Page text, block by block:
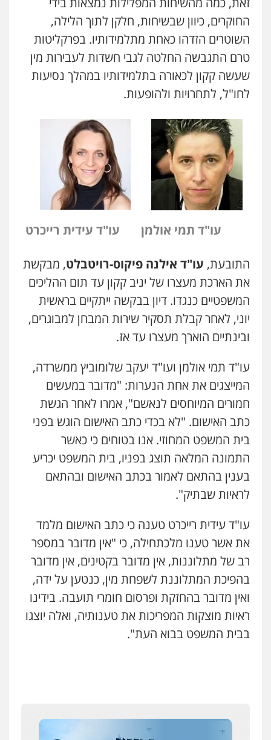
החוקרים, כיוון שבשיחות, חלקן לתוך הלילה,
השוטרים הזדהו כאחת מתלמידותיו. בפרקליטות
טרם התגבשה החלטה לגבי חשדות לעבירות מין
שעשה קקון לכאורה בתלמידותיו במהלך נסיעות
לחו"ל, לתחרויות ולהופעות.
עו"ד תמי אולמן עו"ד עידית רייכרט
התובעת, עו"ד אילנה פיקוס-רויטבלט, מבקשת
את הארכת מעצרו של יניב קקון עד תום ההליכים
המשפטיים כנגדו. דיון בבקשה ייתקיים בראשית
יוני, לאחר קבלת תסקיר שירות המבחן למבוגרים,
ובינתיים הוארך מעצרו עד אז.
עו"ד תמי אולמן ועו"ד יעקב שלומוביץ ממשרדה,
המייצגים את אחת הנערות: "מדובר במעשים
חמורים המיוחסים לנאשם", אמרו לאחר הגשת
כתב האישום. "לא בכדי כתב האישום הוגש בפני
בית המשפט המחוזי. אנו בטוחים כי כאשר
התמונה המלאה תוצג בפניו, בית המשפט יכריע
בענין בהתאם לאמור בכתב האישום ובהתאם
לראיות שבתיק".
עו"ד עידית רייכרט טענה כי כתב האישום מלמד
את אשר טענו מלכתחילה, כי "אין מדובר במספר
רב של מתלוננות, אין מדובר בקטינים, אין מדובר
בהפיכת המתלוננת לשפחת מין, כנטען על ידה,
ואין מדובר בהחזקת ופרסום חומרי תועבה. בידינו
ראיות מוצקות המפריכות את טענותיה, ואלה יוצגו
בבית המשפט בבוא העת".
ניר קידר – צלם
דין
רונן הלל – מוניטין
מחיקת כתבות מגוגל ודחיקת אזכורים
שירותים מקצועיים לעורכי דין
0522508109
אחסון אתרים
מהירות הגנה גיבוי תמיכה שירותים
מקצועיים לעורכי דין
מרכז התחלה חדשה
אסירים עבירות מין שירותים מקצועיים
לעורכי דין
0544500346
טיפול בהתמכרויות שירותים מקצועיים
לעורכי דין
0504062539
עו"ד ד"ר אבי שקד
עבירות כלכליות הלבנת הון חילוטים
עבירות פליליות
0544385337
ניר קידר – צלם
צילום עורכי דין שירותים מקצועיים לעורכי
תושב סכנין חשוד ששלח הודעות מאיימות לעורך דין
מקומי